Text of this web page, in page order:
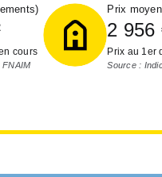
cours
FNAIM
Prix
2 956
Prix au 1er
Source :